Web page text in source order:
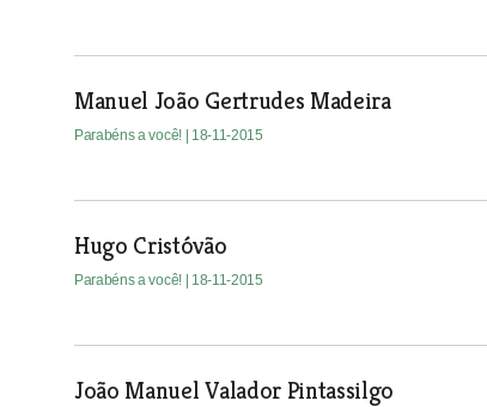
Manuel João Gertrudes Madeira
Parabéns a você! | 18-11-2015
Hugo Cristóvão
Parabéns a você! | 18-11-2015
João Manuel Valador Pintassilgo